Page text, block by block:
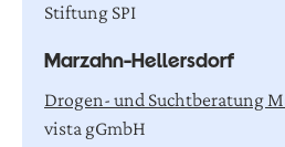
Stiftung SPI
Marzahn-Hellersdorf
Drogen- und Suchtberatung
vista gGmbH